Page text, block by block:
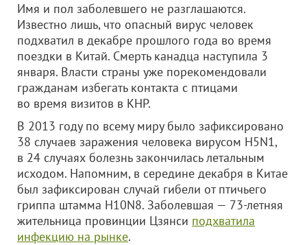
Имя и пол заболевшего не разглашаются.
Известно лишь, что опасный вирус человек
подхватил в декабре прошлого года во время
поездки в Китай. Смерть канадца наступила 3
января. Власти страны уже порекомендовали
гражданам избегать контакта с птицами
во время визитов в КНР.
В 2013 году по всему миру было зафиксировано
38 случаев заражения человека вирусом H5N1,
в 24 случаях болезнь закончилась летальным
исходом. Напомним, в середине декабря в Китае
был зафиксирован случай гибели от птичьего
гриппа штамма H10N8. Заболевшая — 73-летняя
жительница провинции Цзянси подхватила
инфекцию на рынке.